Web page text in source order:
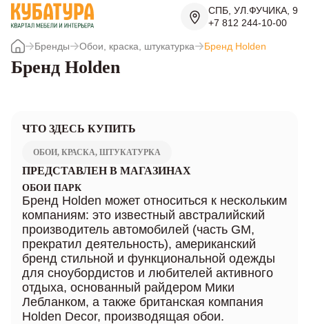
СПБ, УЛ.ФУЧИКА, 9
+7 812 244-10-00
Бренды Обои, краска, штукатурка Бренд Holden
Бренд Holden
ЧТО ЗДЕСЬ КУПИТЬ
ОБОИ, КРАСКА, ШТУКАТУРКА
ПРЕДСТАВЛЕН В МАГАЗИНАХ
ОБОИ ПАРК
Бренд Holden может относиться к нескольким
компаниям: это известный австралийский
производитель автомобилей (часть GM,
прекратил деятельность), американский
бренд стильной и функциональной одежды
для сноубордистов и любителей активного
отдыха, основанный райдером Мики
Лебланком, а также британская компания
Holden Decor, производящая обои.